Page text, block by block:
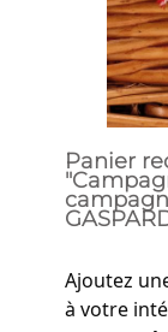
Panier
Ajoutez
à votre